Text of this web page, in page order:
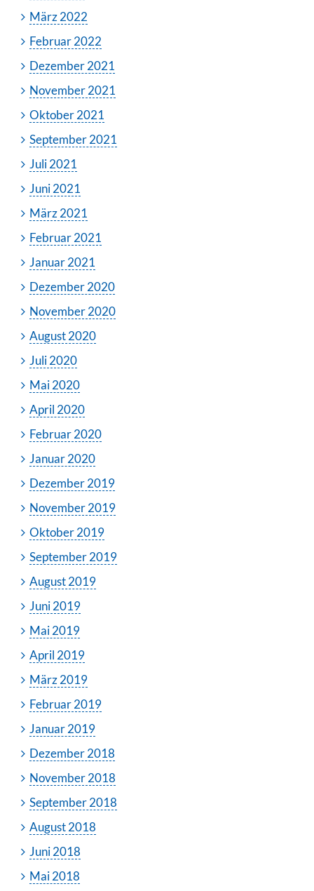
März 2022
Februar 2022
Dezember 2021
November 2021
Oktober 2021
September 2021
Juli 2021
Juni 2021
März 2021
Februar 2021
Januar 2021
Dezember 2020
November 2020
August 2020
Juli 2020
Mai 2020
April 2020
Februar 2020
Januar 2020
Dezember 2019
November 2019
Oktober 2019
September 2019
August 2019
Juni 2019
Mai 2019
April 2019
März 2019
Februar 2019
Januar 2019
Dezember 2018
November 2018
September 2018
August 2018
Juni 2018
Mai 2018